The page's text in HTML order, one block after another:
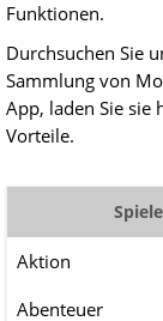
Funktionen.
Durchsuchen Sie
Sammlung von
App, laden Sie sie
Vorteile.
Spiele
Aktion
Abenteuer